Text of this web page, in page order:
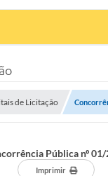
de Licitação
Pública nº
Imprimir